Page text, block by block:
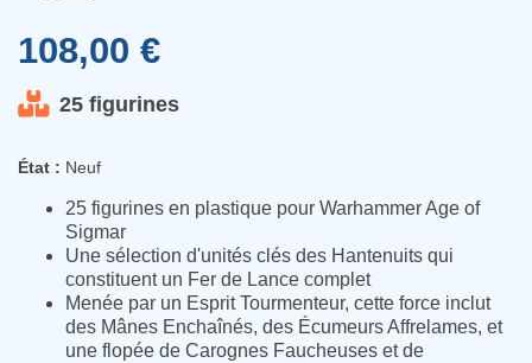
108,00 €
25 figurines
État : Neuf
25 figurines en plastique pour Warhammer Age of
Sigmar
Une sélection d'unités clés des Hantenuits qui
constituent un Fer de Lance complet
Menée par un Esprit Tourmenteur, cette force inclut
des Mânes Enchaînés, des Écumeurs Affrelames, et
une flopée de Carognes Faucheuses et de